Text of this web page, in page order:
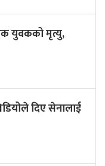
युवकको मृत्यु,
दिए सेनालाई